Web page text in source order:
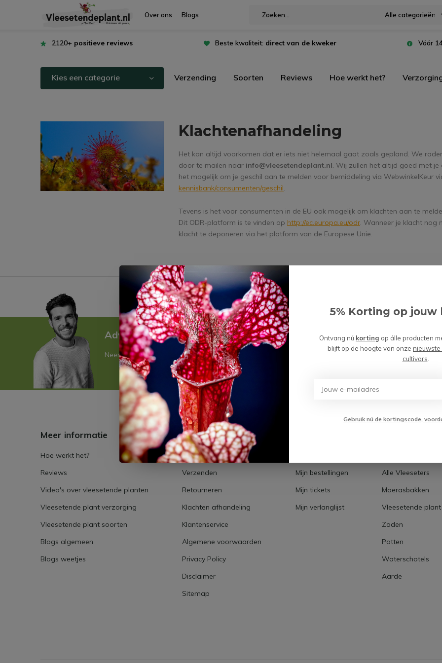
Over ons Blogs Alle categorieën
2120+ positieve reviews Beste kwaliteit: direct van de kweker Vóór
Kies een categorie Verzending Soorten Reviews Hoe werkt het?
Klachtenafhandeling
Het kan altijd voorkomen dat er iets niet helemaal gaat zoals gepland. We
door te mailen naar info@vleesetendeplant.nl. Wij zullen het altijd goed met
het mogelijk om je geschil aan te melden voor bemiddeling via WebwinkelKeur
kennisbank/consumenten/geschil.
Tevens is het voor consumenten in de EU ook mogelijk om klachten aan te
Dit ODR-platform is te vinden op http://ec.europa.eu/odr. Wanneer je klacht nog
klacht te deponeren via het platform van de Europese Unie.
2120+positieve reviews
Advies over Vleesetende Planten?
Neem contact met ons op! Wij helpen je graag verder.
Volg ons Ontvang
* Lees hier de
Meer informatie
Hoe werkt het?
Reviews
Video's over vleesetende planten
Vleesetende plant verzorging
Vleesetende plant soorten
Blogs algemeen
Blogs weetjes
Klantenservice
Over ons
Verzenden
Retourneren
Klachten afhandeling
Klantenservice
Algemene voorwaarden
Privacy Policy
Disclaimer
Sitemap
Mijn bestellingen
Mijn tickets
Mijn verlanglijst
Alle Vleeseters
Moerasbakken
Vleesetende
Zaden
Potten
Waterschotels
Aarde
5% Korting op
Ontvang nú korting op álle producten
blijft op de hoogte van onze nieuwste
cultivars
Gebruik nú de kortingscode,